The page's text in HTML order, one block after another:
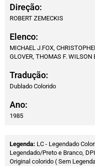
Direção:
ROBERT ZEMECKIS
Elenco:
MICHAEL J.FOX,
GLOVER, THOMAS F. WILSON
Tradução:
Dublado Colorido
Ano:
1985
Legenda: LC - Legendado
Legendado/Preto e Branco,
Original colorido ( Sem